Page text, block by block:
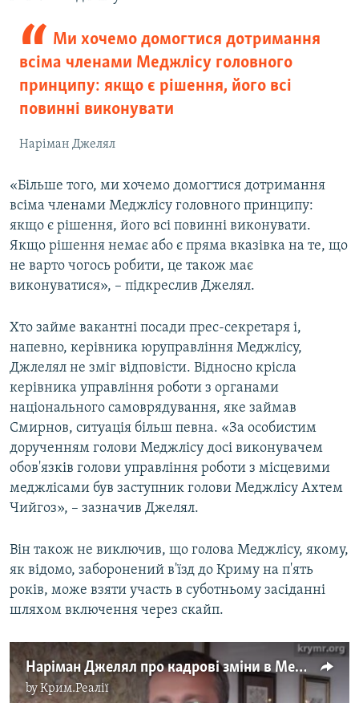
Ми хочемо домогтися дотримання
всіма членами Меджлісу головного
принципу: якщо є рішення, його всі
повинні виконувати
Наріман Джелял
«Більше того, ми хочемо домогтися дотримання
всіма членами Меджлісу головного принципу:
якщо є рішення, його всі повинні виконувати.
Якщо рішення немає або є пряма вказівка на те, що
не варто чогось робити, це також має
виконуватися», – підкреслив Джелял.
Хто займе вакантні посади прес-секретаря і,
напевно, керівника юруправління Меджлісу,
Джлелял не зміг відповісти. Відносно крісла
керівника управління роботи з органами
національного самоврядування, яке займав
Смирнов, ситуація більш певна. «За особистим
дорученням голови Меджлісу досі виконувачем
обов'язків голови управління роботи з місцевими
меджлісами був заступник голови Меджлісу Ахтем
Чийгоз», – зазначив Джелял.
Він також не виключив, що голова Меджлісу, якому,
як відомо, заборонений в'їзд до Криму на п'ять
років, може взяти участь в суботньому засіданні
шляхом включення через скайп.
Наріман Джелял про кадрові зміни в Меджлісі
byКрим.Реалії